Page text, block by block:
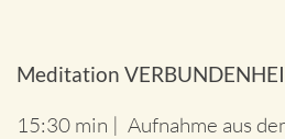
Meditation
15:30 min | Aufnahme aus